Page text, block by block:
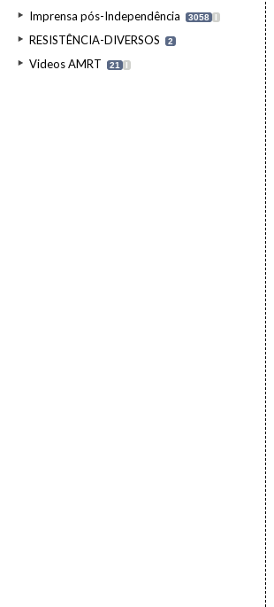
Imprensa pós-Independência 3058 I
RESISTÊNCIA-DIVERSOS 2
Videos AMRT 21 I